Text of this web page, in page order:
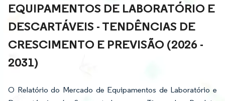
EQUIPAMENTOS DE LABORATÓRIO E
DESCARTÁVEIS - TENDÊNCIAS DE
CRESCIMENTO E PREVISÃO (2026 -
2031)
O Relatório do Mercado de Equipamentos de Laboratório e